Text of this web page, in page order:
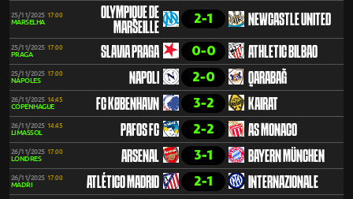
25/11/2025 17:00
MARSELHA
OLYMPIQUE DE
MARSEILLE
2-1 NEWCASTLE UNITED
25/11/2025 17:00
PRAGA SLAVIA PRAGA 0-0 ATHLETIC BILBAO
25/11/2025 17:00
NÁPOLES NAPOLI 2-0 QARABAĞ
26/11/2025 14:45
COPENHAGUE FC KØBENHAVN 3-2 KAIRAT
26/11/2025 14:45
LIMASSOL PAFOS FC 2-2 AS MONACO
26/11/2025 17:00
LONDRES ARSENAL 3-1 BAYERN MÜNCHEN
26/11/2025 17:00
MADRI ATLÉTICO MADRID 2-1 INTERNAZIONALE